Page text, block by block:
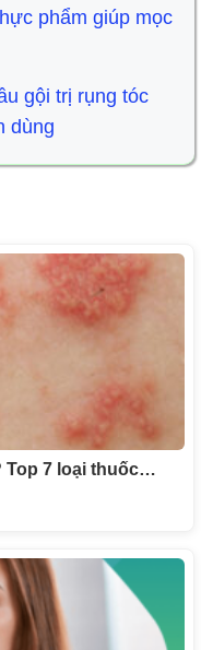
phẩm giúp mọc
gội trị rụng tóc
dùng
Top 7 loại thuốc…